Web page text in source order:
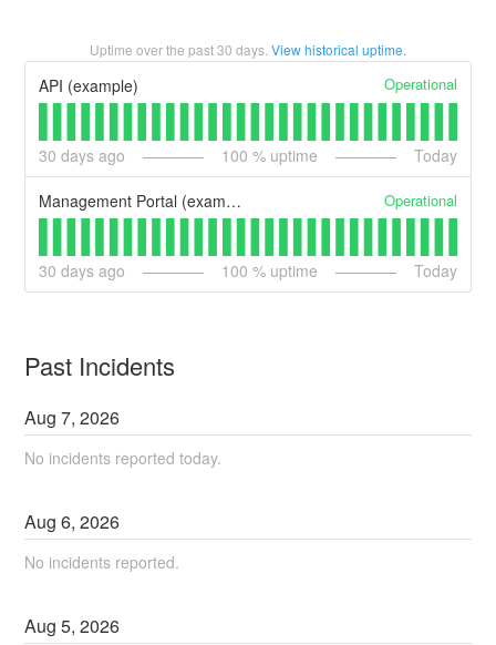
Uptime over the past30 days. View historical uptime.
API (example) Operational
30 days ago 100 % uptime Today
Management Portal (example) Operational
30 days ago 100 % uptime Today
Past Incidents
Aug7,2026
No incidents reported today.
Aug6,2026
No incidents reported.
Aug5,2026